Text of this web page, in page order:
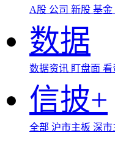
A股 公司 新股 基金
数据
数据资讯 盯盘面 看
信披+
全部 沪市主板 深市